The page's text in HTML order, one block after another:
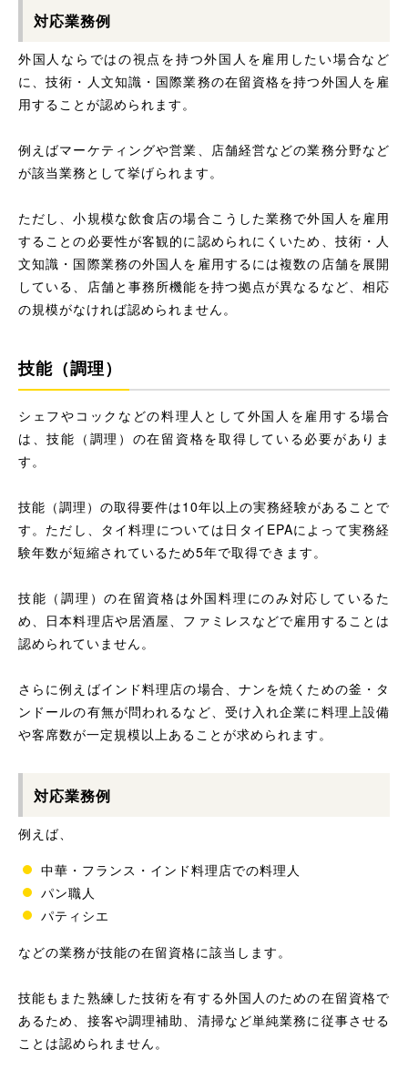
対応業務例
外国人ならではの視点を持つ外国人を雇用したい場合など
に、技術・人文知識・国際業務の在留資格を持つ外国人を雇
用することが認められます。
例えばマーケティングや営業、店舗経営などの業務分野など
が該当業務として挙げられます。
ただし、小規模な飲食店の場合こうした業務で外国人を雇用
することの必要性が客観的に認められにくいため、技術・人
文知識・国際業務の外国人を雇用するには複数の店舗を展開
している、店舗と事務所機能を持つ拠点が異なるなど、相応
の規模がなければ認められません。
技能（調理）
シェフやコックなどの料理人として外国人を雇用する場合
は、技能（調理）の在留資格を取得している必要がありま
す。
技能（調理）の取得要件は10年以上の実務経験があることで
す。ただし、タイ料理については日タイEPAによって実務経
験年数が短縮されているため5年で取得できます。
技能（調理）の在留資格は外国料理にのみ対応しているた
め、日本料理店や居酒屋、ファミレスなどで雇用することは
認められていません。
さらに例えばインド料理店の場合、ナンを焼くための釜・タ
ンドールの有無が問われるなど、受け入れ企業に料理上設備
や客席数が一定規模以上あることが求められます。
対応業務例
例えば、
中華・フランス・インド料理店での料理人
パン職人
パティシエ
などの業務が技能の在留資格に該当します。
技能もまた熟練した技術を有する外国人のための在留資格で
あるため、接客や調理補助、清掃など単純業務に従事させる
ことは認められません。